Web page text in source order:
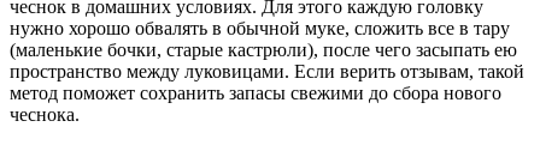
чеснок в домашних условиях. Для этого каждую головку
нужно хорошо обвалять в обычной муке, сложить все в тару
(маленькие бочки, старые кастрюли), после чего засыпать ею
пространство между луковицами. Если верить отзывам, такой
метод поможет сохранить запасы свежими до сбора нового
чеснока.